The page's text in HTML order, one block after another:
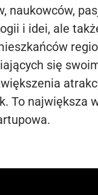
naukowców,
i idei, ale
się
To największa